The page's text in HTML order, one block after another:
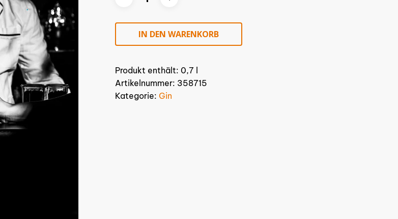
IN DEN WARENKORB
Produkt enthält: 0,7 l
Artikelnummer: 358715
Kategorie: Gin